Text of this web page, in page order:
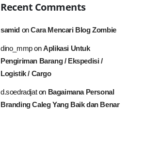
Recent Comments
samid onCara Mencari Blog Zombie
dino_mmponAplikasi Untuk
Pengiriman Barang / Ekspedisi /
Logistik / Cargo
d.soedradjaton Bagaimana Personal
Branding Caleg Yang Baik dan Benar